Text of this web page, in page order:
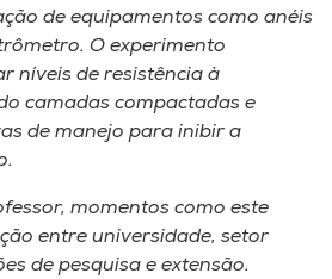
de equipamentos como anéis
O experimento
níveis de resistência à
camadas compactadas e
de manejo para inibir a
momentos como este
entre universidade, setor
de pesquisa e extensão.